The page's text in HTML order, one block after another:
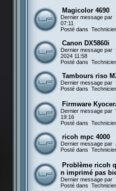
Magicolor 4690
Dernier message par
07:11
Posté dans
Canon DX5860i
Dernier message par
2024 11:58
Posté dans
Tambours riso
Dernier message par
Posté dans
Firmware
Dernier message par
19:16
Posté dans
ricoh mpc 4000
Dernier message par
Posté dans
Problème ricoh
n imprimé pas
Dernier message par
Posté dans